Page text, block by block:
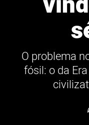
O problema
fósil: o da